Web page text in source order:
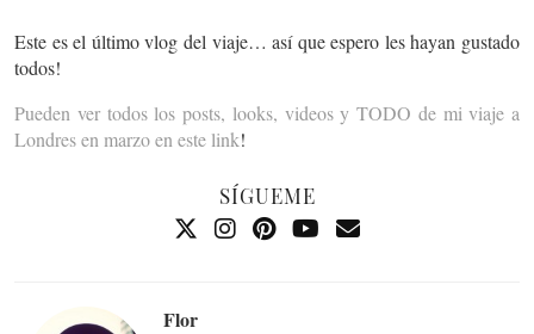
Este es el último vlog del viaje… así que espero les hayan gustado
todos!
Pueden ver todos los posts, looks, videos y TODO de mi viaje a
Londres en marzo en este link!
SÍGUEME
Flor